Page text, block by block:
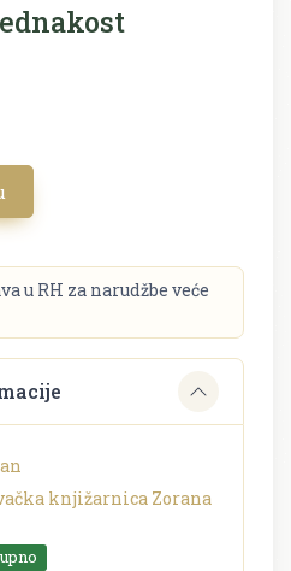
u RH za narudžbe veće
knjižarnica Zorana